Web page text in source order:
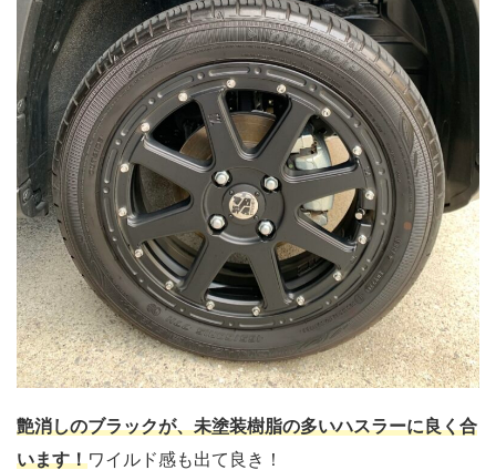
艶消しのブラックが、未塗装樹脂の多いハスラーに良く合
います！ワイルド感も出て良き！